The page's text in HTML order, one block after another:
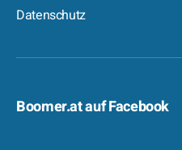
Datenschutz
Boomer.at auf Facebook